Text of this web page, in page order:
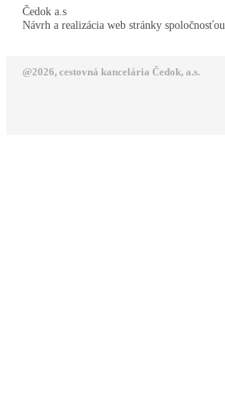
Čedok a.s
Návrh a realizácia web stránky spoločnosťou
@2026, cestovná kancelária Čedok, a.s.